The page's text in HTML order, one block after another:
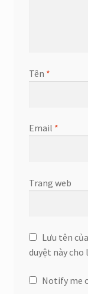
Tên *
Email *
Trang web
Lưu tên
duyệt này cho
Notify me